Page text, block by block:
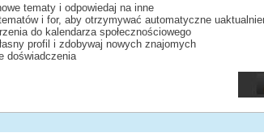
tematy i odpowiedaj na inne
i for, aby otrzymywać automatyczne
do kalendarza społecznościowego
profil i zdobywaj nowych znajomych
doświadczenia